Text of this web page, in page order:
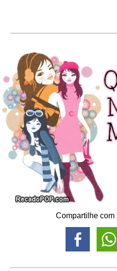
Compartilhe com